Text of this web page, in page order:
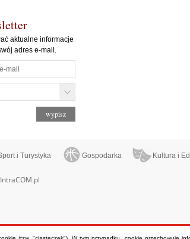
aktualne informacje
adres e-mail.
i Turystyka Gospodarka Kultura i